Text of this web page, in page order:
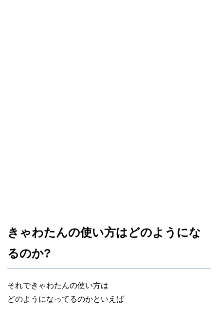
きゃわたんの使い方はどのようにな
るのか?
それできゃわたんの使い方は
どのようになってるのかといえば